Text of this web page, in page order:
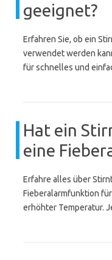
geeignet?
Erfahren Sie, ob ein
verwendet werden
für schnelles und
Hat ein
eine
Erfahre alles über
Fieberalarmfunktion
erhöhter Temperatur.